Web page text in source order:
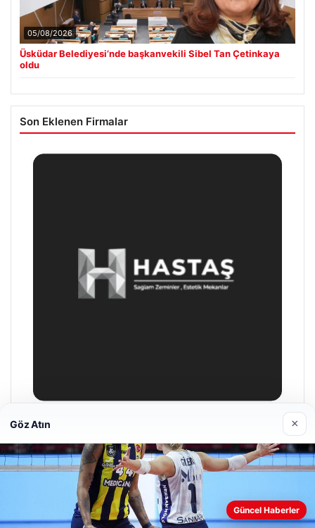
05/08/2026
Üsküdar Belediyesi’nde başkanvekili Sibel Tan Çetinkaya
oldu
Son Eklenen Firmalar
Enes Kaplan Avukatlık Bürosu
28/04/2026
Web sitemizi nasıl kullandığınızı daha iyi anlayabilmek,
deneyiminizi kişiselleştirmek ve geliştirmek amacıyla çerezler
Göz Atın ×
Güncel Haberler